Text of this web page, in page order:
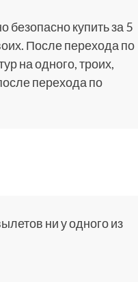
безопасно купить за 5
После перехода по
на одного, троих,
перехода по
ни у одного из